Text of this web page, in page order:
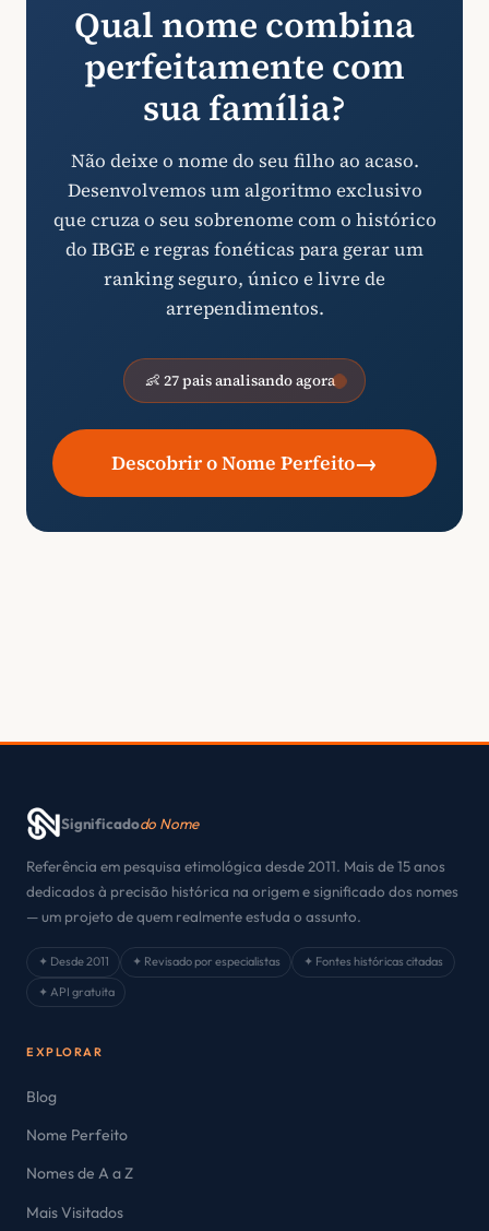
Qual nome combina
perfeitamente com
sua família?
Não deixe o nome do seu filho ao acaso.
Desenvolvemos um algoritmo exclusivo
que cruza o seu sobrenome com o histórico
do IBGE e regras fonéticas para gerar um
ranking seguro, único e livre de
arrependimentos.
👶 27 pais analisando agora
Descobrir o Nome Perfeito→
Significadodo Nome
Referência em pesquisa etimológica desde 2011. Mais de 15 anos
dedicados à precisão histórica na origem e significado dos nomes
— um projeto de quem realmente estuda o assunto.
✦ Desde 2011 ✦ Revisado por especialistas
✦ Fontes históricas citadas
✦ API gratuita
EXPLORAR
Blog
Nome Perfeito
Nomes de A a Z
Mais Visitados